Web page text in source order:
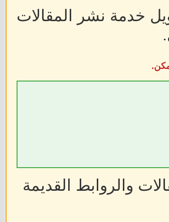
خدمة نشر المقالات
والروابط القديمة